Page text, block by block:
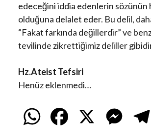
edeceğini iddia edenlerin sözünün
olduğuna delalet eder. Bu delil,
“Fakat farkında değillerdir” ve
tevilinde zikrettiğimiz deliller
Hz.Ateist Tefsiri
Henüz eklenmedi…
W M